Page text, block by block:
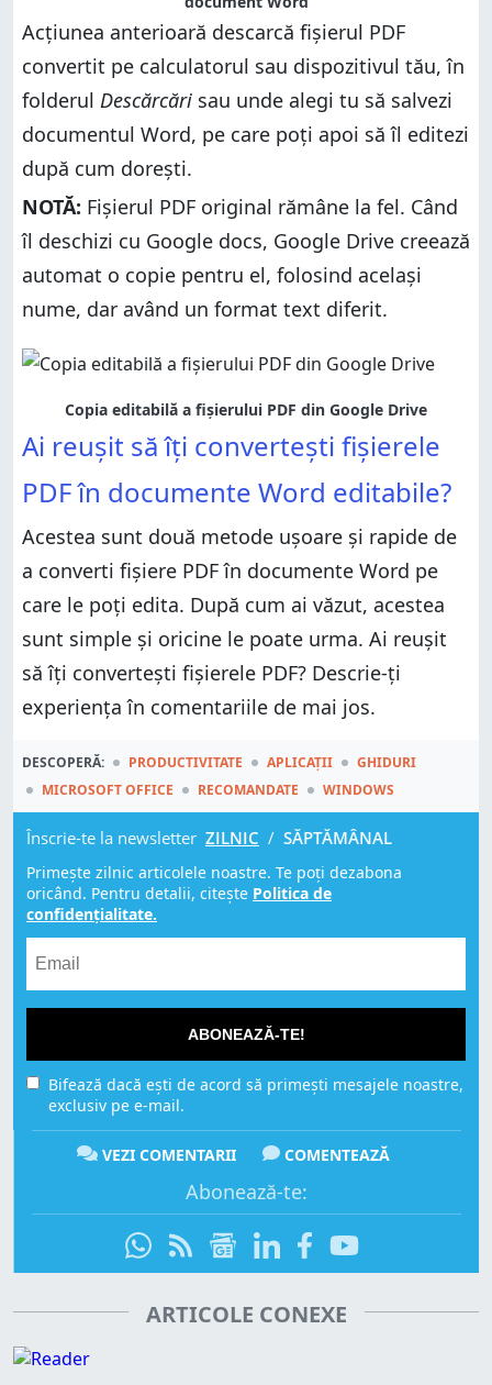
Acțiunea anterioară descarcă fișierul PDF
convertit pe calculatorul sau dispozitivul tău, în
folderul Descărcări sau unde alegi tu să salvezi
documentul Word, pe care poți apoi să îl editezi
după cum dorești.
NOTĂ: Fișierul PDF original rămâne la fel. Când
îl deschizi cu Google docs, Google Drive creează
automat o copie pentru el, folosind același
nume, dar având un format text diferit.
Copia editabilă a fișierului PDF din Google Drive
Ai reușit să îți convertești fișierele
PDF în documente Word editabile?
Acestea sunt două metode ușoare și rapide de
a converti fișiere PDF în documente Word pe
care le poți edita. După cum ai văzut, acestea
sunt simple și oricine le poate urma. Ai reușit
să îți convertești fișierele PDF? Descrie-ți
experiența în comentariile de mai jos.
DESCOPERĂ: PRODUCTIVITATE APLICAȚII
GHIDURI
MICROSOFT OFFICE
RECOMANDATE WINDOWS
Înscrie-te la newsletter ZILNIC / SĂPTĂMÂNAL
Primește zilnic articolele noastre. Te poți dezabona
oricând. Pentru detalii, citește Politica de
confidențialitate.
ABONEAZĂ-TE!
Bifează dacă ești de acord să primești mesajele noastre,
exclusiv pe e-mail.
VEZI COMENTARII COMENTEAZĂ
Abonează-te:
ARTICOLE CONEXE